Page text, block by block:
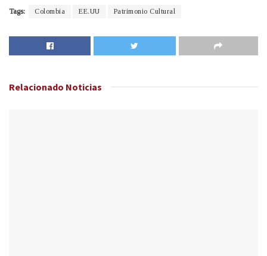
Tags: Colombia EE.UU Patrimonio Cultural
Relacionado Noticias